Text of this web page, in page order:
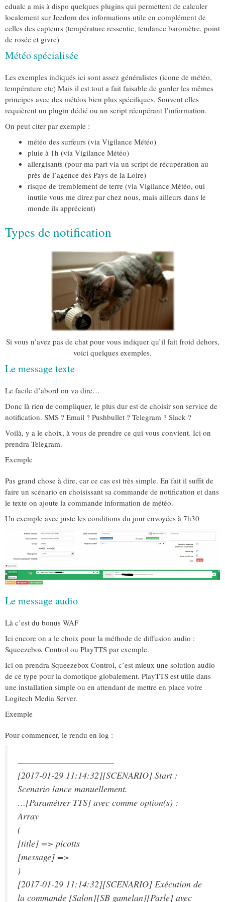
edualc a mis à dispo quelques plugins qui permettent de calculer
localement sur Jeedom des informations utile en complément de
celles des capteurs (température ressentie, tendance baromètre, point
de rosée et givre)
Météo spécialisée
Les exemples indiqués ici sont assez généralistes (icone de météo,
température etc) Mais il est tout a fait faisable de garder les mêmes
principes avec des météos bien plus spécifiques. Souvent elles
requièrent un plugin dédié ou un script récupérant l’information.
On peut citer par exemple :
météo des surfeurs (via Vigilance Météo)
pluie à 1h (via Vigilance Météo)
allergisants (pour ma part via un script de récupération au
près de l’agence des Pays de la Loire)
risque de tremblement de terre (via Vigilance Météo, oui
inutile vous me direz par chez nous, mais ailleurs dans le
monde ils apprécient)
Types de notification
Si vous n’avez pas de chat pour vous indiquer qu’il fait froid dehors,
voici quelques exemples.
Le message texte
Le facile d’abord on va dire…
Donc là rien de compliquer, le plus dur est de choisir son service de
notification. SMS ? Email ? Pushbullet ? Telegram ? Slack ?
Voilà, y a le choix, à vous de prendre ce qui vous convient. Ici on
prendra Telegram.
Exemple
Pas grand chose à dire, car ce cas est très simple. En fait il suffit de
faire un scénario en choisissant sa commande de notification et dans
le texte on ajoute la commande information de météo.
Un exemple avec juste les conditions du jour envoyées à 7h30
Le message audio
Là c’est du bonus WAF
Ici encore on a le choix pour la méthode de diffusion audio :
Squeezebox Control ou PlayTTS par exemple.
Ici on prendra Squeezebox Control, c’est mieux une solution audio
de ce type pour la domotique globalement. PlayTTS est utile dans
une installation simple ou en attendant de mettre en place votre
Logitech Media Server.
Exemple
Pour commencer, le rendu en log :
————————————
[2017-01-29 11:14:32][SCENARIO] Start :
Scenario lance manuellement.
…[Paramétrer TTS] avec comme option(s) :
Array
(
[title] => picotts
[message] =>
)
[2017-01-29 11:14:32][SCENARIO] Exécution de
la commande [Salon][SB gamelan][Parle] avec